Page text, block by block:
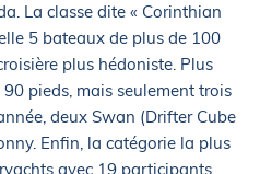
La classe dite « Corinthian
5 bateaux de plus de 100
plus hédoniste. Plus
pieds, mais seulement trois
deux Swan (Drifter Cube
Enfin, la catégorie la plus
avec 19 participants.